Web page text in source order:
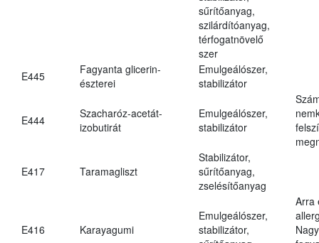
sűrítőanyag,
szilárdítóanyag,
térfogatnövelő
szer
E445
Fagyanta glicerin-
észterei
Emulgeálószer,
stabilizátor
E444
Szacharóz-acetát-
izobutirát
Emulgeálószer,
stabilizátor
E417 Taramagliszt
Stabilizátor,
sűrítőanyag,
zselésítőanyag
E416 Karayagumi
Emulgeálószer,
stabilizátor,
Arra